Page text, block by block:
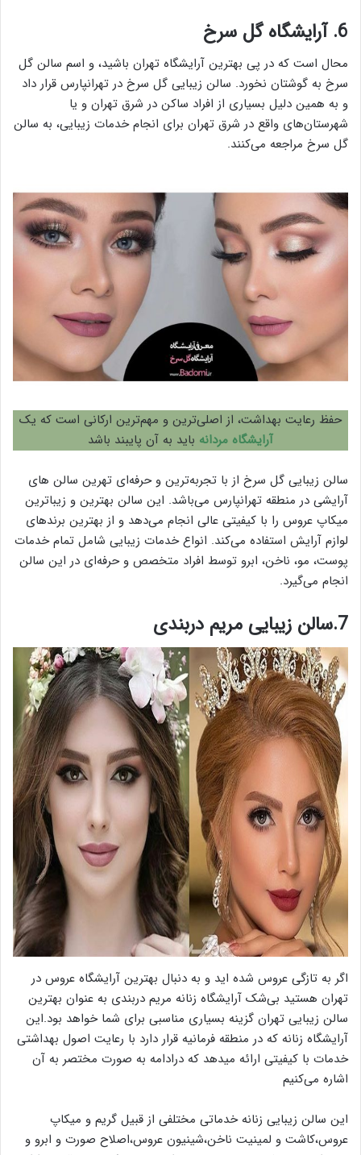
6. آرایشگاه گل سرخ
محال است که در پی بهترین آرایشگاه تهران باشید، و اسم سالن گل
سرخ به گوشتان نخورد. سالن زیبایی گل سرخ در تهرانپارس قرار داد
و به همین دلیل بسیاری از افراد ساکن در شرق تهران و یا
شهرستان‌های واقع در شرق تهران برای انجام خدمات زیبایی، به سالن
گل سرخ مراجعه می‌کنند.
حفظ رعایت بهداشت، از اصلی‌ترین و مهم‌ترین ارکانی است که یک
آرایشگاه مردانه باید به آن پایبند باشد
سالن زیبایی گل سرخ از با تجربه‌ترین و حرفه‌ای تهرین سالن‌ های
آرایشی در منطقه تهرانپارس می‌باشد. این سالن بهترین و زیبا‌ترین
میکاپ عروس را با کیفیتی عالی انجام می‌دهد و از بهترین برند‌های
لوازم آرایش استفاده می‌کند. انواع خدمات زیبایی شامل تمام خدمات
پوست، مو، ناخن، ابرو توسط افراد متخصص و حرفه‌ای در این سالن
انجام می‌گیرد.
7.سالن زیبایی مریم دربندی
اگر به تازگی عروس شده اید و به دنبال بهترین آرایشگاه عروس در
تهران هستید بی‌شک آرایشگاه زنانه مریم دربندی به عنوان بهترین
سالن زیبایی تهران گزینه بسیاری مناسبی برای شما خواهد بود.این
آرایشگاه زنانه که در منطقه فرمانیه قرار دارد با رعایت اصول بهداشتی
خدمات با کیفیتی ارائه میدهد که درادامه به صورت مختصر به آن
اشاره می‌کنیم
این سالن زیبایی زنانه خدماتی مختلفی از قبیل گریم و میکاپ
عروس،کاشت و لمینیت ناخن،شینیون عروس،اصلاح صورت و ابرو و